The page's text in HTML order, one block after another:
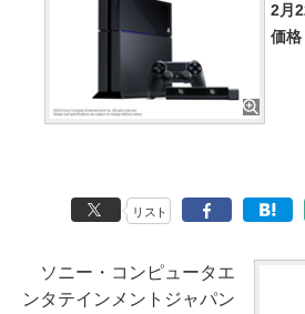
2月
価格
リスト
ソニー・コンピュータエ
ンタテインメントジャパン